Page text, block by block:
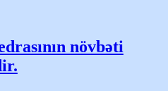
növbəti